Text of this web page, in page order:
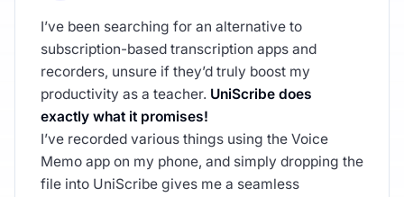
I’ve been searching for an alternative to
subscription-based transcription apps and
recorders, unsure if they’d truly boost my
productivity as a teacher. UniScribe does
exactly what it promises!
I’ve recorded various things using the Voice
Memo app on my phone, and simply dropping the
file into UniScribe gives me a seamless